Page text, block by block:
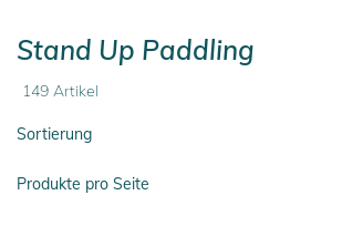
Stand Up Paddling
149 Artikel
Sortierung
Produkte pro Seite